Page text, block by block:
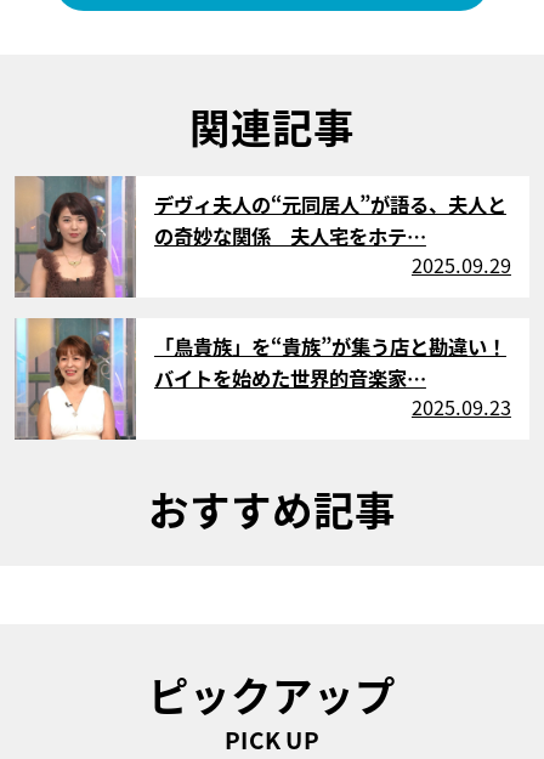
関連記事
サムネイル
デヴィ夫人の“元同居人”が語る、夫人と
の奇妙な関係 夫人宅をホテ…
2025.09.29
サムネイル
「鳥貴族」を“貴族”が集う店と勘違い！
バイトを始めた世界的音楽家…
2025.09.23
おすすめ記事
ピックアップ
PICK UP